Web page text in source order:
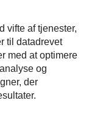
vifte af tjenester,
til datadrevet
med at optimere
og
der